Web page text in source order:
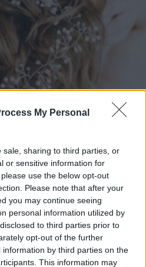
My Personal
sale, sharing to third parties, or
or sensitive information for
use the below opt-out
Please note that after your
you may continue seeing
personal information utilized by
to third parties prior to
opt-out of the further
by third parties on the
This information may
è il trend
2022
raccolti, le acconciature half
dalla calura estiva senza
tra i capelli